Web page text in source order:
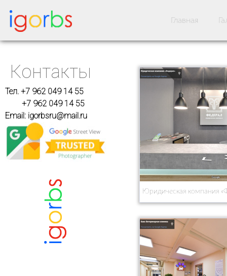
Главная
Юридическая компания
Контакты
Тел. +7 962 049 14 55
+7 962 049 14 55
Email: igorbsru@mail.ru